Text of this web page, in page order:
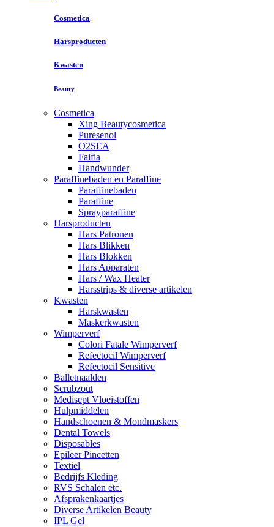
Cosmetica
Harsproducten
Kwasten
Beauty
Cosmetica
Xing Beautycosmetica
Puresenol
O2SEA
Faifia
Handwunder
Paraffinebaden en Paraffine
Paraffinebaden
Paraffine
Sprayparaffine
Harsproducten
Hars Patronen
Hars Blikken
Hars Blokken
Hars Apparaten
Hars / Wax Heater
Harsstrips & diverse artikelen
Kwasten
Harskwasten
Maskerkwasten
Wimperverf
Colori Fatale Wimperverf
Refectocil Wimperverf
Refectocil Sensitive
Balletnaalden
Scrubzout
Medisept Vloeistoffen
Hulpmiddelen
Handschoenen & Mondmaskers
Dental Towels
Disposables
Epileer Pincetten
Textiel
Bedrijfs Kleding
RVS Schalen etc.
Afsprakenkaartjes
Diverse Artikelen Beauty
IPL Gel